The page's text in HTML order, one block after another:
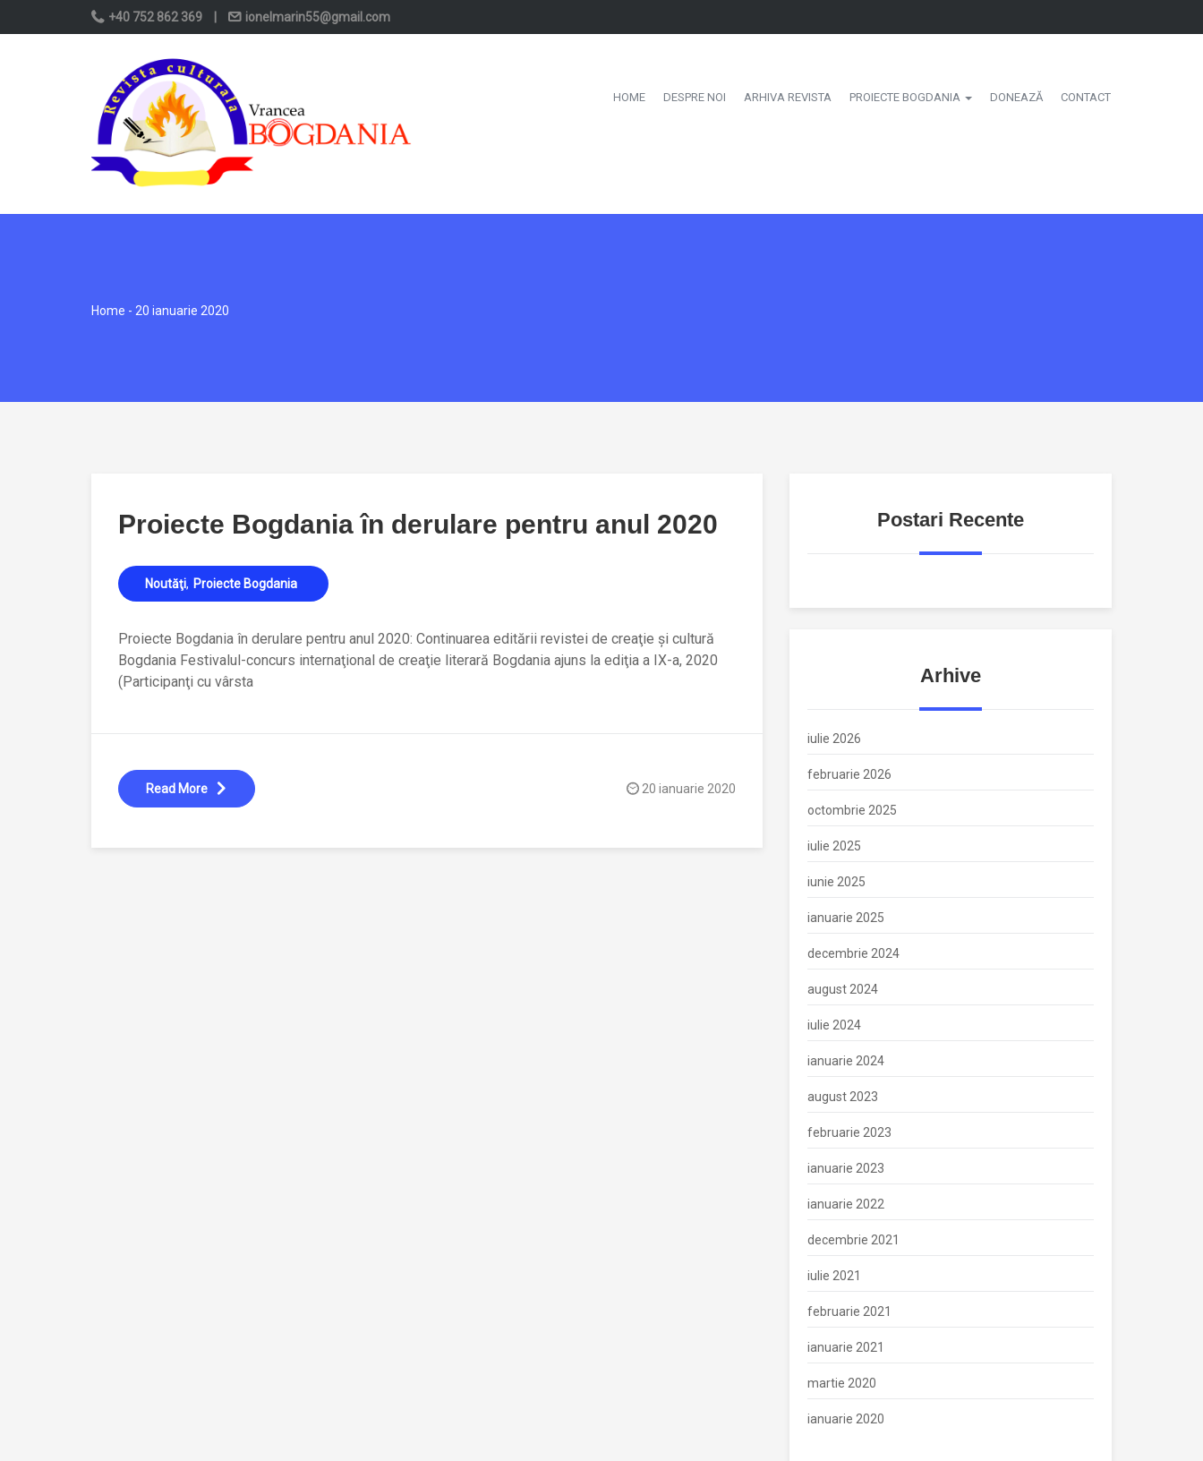
+40 752 862 369 ionelmarin55@gmail.com
HOME DESPRE NOI ARHIVA REVISTA PROIECTE BOGDANIA DONEAZĂ CONTACT
Home - 20 ianuarie 2020
Proiecte Bogdania în derulare pentru anul 2020
Noutăţi Proiecte Bogdania
Proiecte Bogdania în derulare pentru anul 2020: Continuarea editării revistei de creaţie şi cultură
Bogdania Festivalul-concurs internaţional de creaţie literară Bogdania ajuns la ediţia a IX-a, 2020
(Participanţi cu vârsta
Read More 20 ianuarie 2020
Postari Recente
Arhive
iulie 2026
februarie 2026
octombrie 2025
iulie 2025
iunie 2025
ianuarie 2025
decembrie 2024
august 2024
iulie 2024
ianuarie 2024
august 2023
februarie 2023
ianuarie 2023
ianuarie 2022
decembrie 2021
iulie 2021
februarie 2021
ianuarie 2021
martie 2020
ianuarie 2020